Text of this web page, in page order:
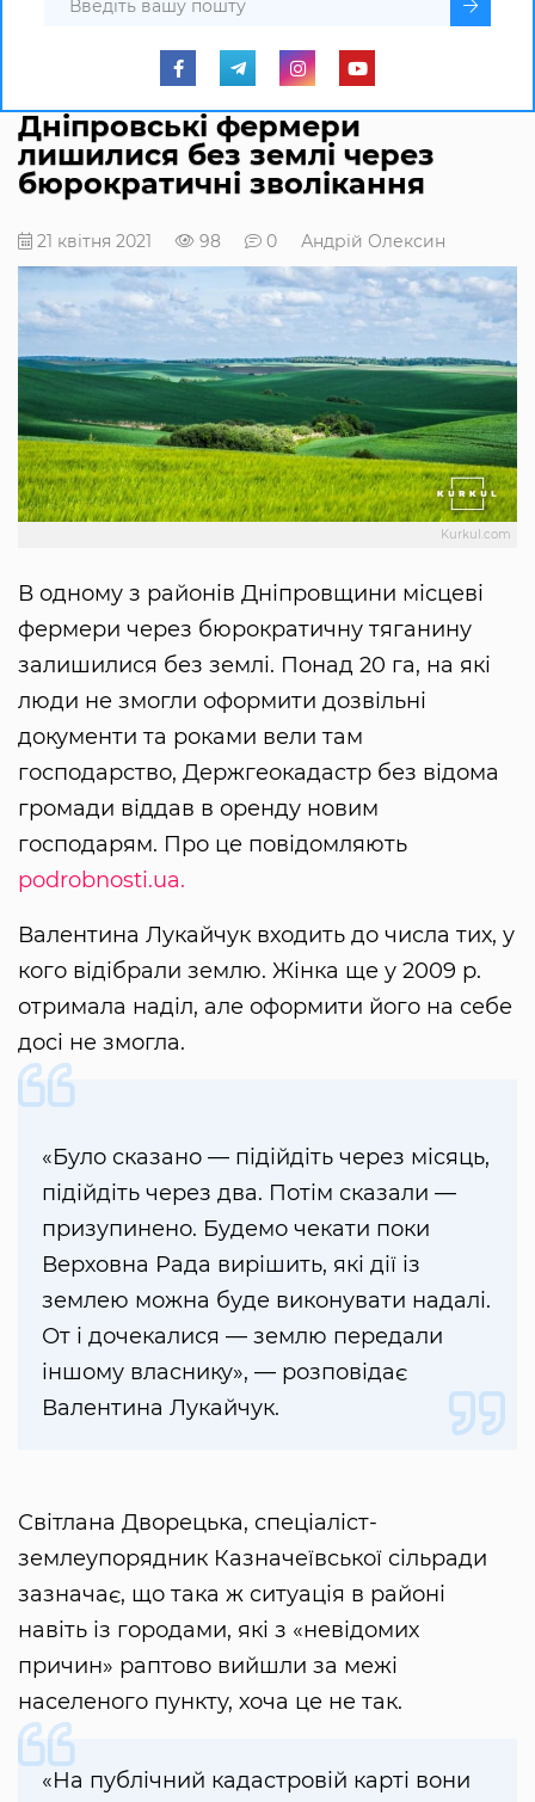
Дніпровські фермери
лишилися без землі через
бюрократичні зволікання
21 квітня 2021 98 0 Андрій Олексин
Kurkul.com
В одному з районів Дніпровщини місцеві
фермери через бюрократичну тяганину
залишилися без землі. Понад 20 га, на які
люди не змогли оформити дозвільні
документи та роками вели там
господарство, Держгеокадастр без відома
громади віддав в оренду новим
господарям. Про це повідомляють
podrobnosti.ua.
Валентина Лукайчук входить до числа тих, у
кого відібрали землю. Жінка ще у 2009 р.
отримала наділ, але оформити його на себе
досі не змогла.
«Було сказано — підійдіть через місяць,
підійдіть через два. Потім сказали —
призупинено. Будемо чекати поки
Верховна Рада вирішить, які дії із
землею можна буде виконувати надалі.
От і дочекалися — землю передали
іншому власнику», — розповідає
Валентина Лукайчук.
Світлана Дворецька, спеціаліст-
землеупорядник Казначеївської сільради
зазначає, що така ж ситуація в районі
навіть із городами, які з «невідомих
причин» раптово вийшли за межі
населеного пункту, хоча це не так.
«На публічний кадастровій карті вони